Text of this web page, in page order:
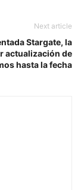
Next article
Stargate, la
actualización de
hasta la fecha